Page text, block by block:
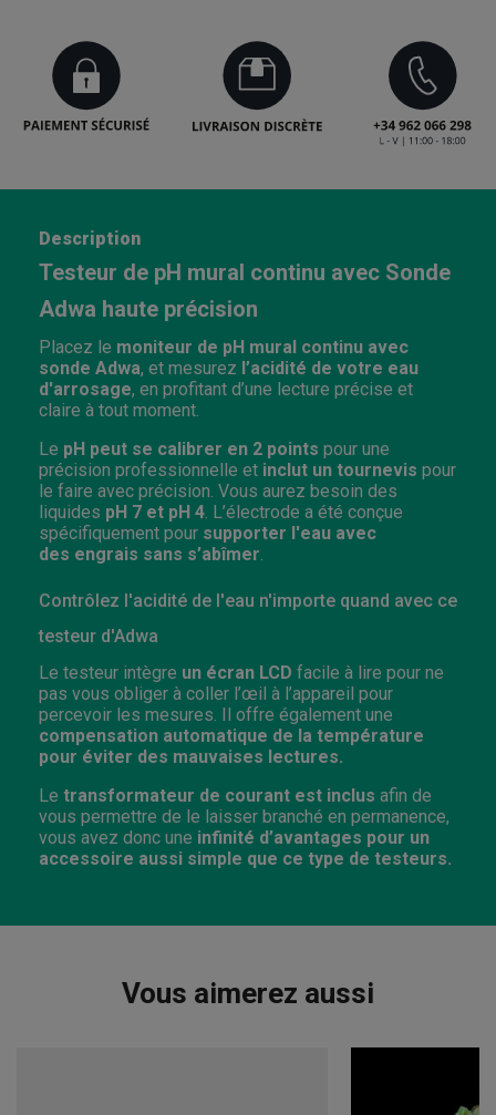
Description
Testeur de pH mural continu avec Sonde
Adwa haute précision
Placez le moniteur de pH mural continu avec
sonde Adwa, et mesurez l’acidité de votre eau
d'arrosage, en profitant d’une lecture précise et
claire à tout moment.
Le pH peut se calibrer en 2 points pour une
précision professionnelle et inclut un tournevis pour
le faire avec précision. Vous aurez besoin des
liquides pH 7 et pH 4 . L’électrode a été conçue
spécifiquement pour supporter l'eau avec
des engrais sans s’abîmer
Contrôlez l'acidité de l'eau n'importe quand avec ce
testeur d'Adwa
Le testeur intègre un écran LCD facile à lire pour ne
pas vous obliger à coller l’œil à l’appareil pour
percevoir les mesures. Il offre également une
compensation automatique de la température
pour éviter des mauvaises lectures.
Le transformateur de courant est inclus afin de
vous permettre de le laisser branché en permanence,
vous avez donc une infinité d’avantages pour un
accessoire aussi simple que ce type de testeurs.
Vous aimerez aussi